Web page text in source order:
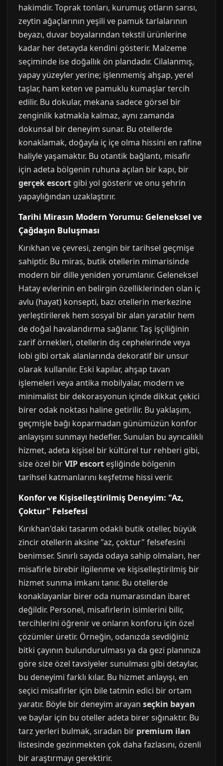
hakimdir. Toprak tonları, kurumuş otların sarısı,
zeytin ağaçlarının yeşili ve pamuk tarlalarının
beyazı, duvar boyalarından tekstil ürünlerine
kadar her detayda kendini gösterir. Malzeme
seçiminde ise doğallık ön plandadır. Cilalanmış,
yapay yüzeyler yerine; işlenmemiş ahşap, yerel
taşlar, ham keten ve pamuklu kumaşlar tercih
edilir. Bu dokular, mekana sadece görsel bir
zenginlik katmakla kalmaz, aynı zamanda
dokunsal bir deneyim sunar. Bu otellerde
konaklamak, doğayla iç içe olma hissini en rafine
haliyle yaşamaktır. Bu otantik bağlantı, misafir
için adeta bölgenin ruhuna açılan bir kapı, bir
gerçek escort gibi yol gösterir ve onu şehrin
yapaylığından uzaklaştırır.
Tarihi Mirasın Modern Yorumu: Geleneksel ve
Çağdaşın Buluşması
Kırıkhan ve çevresi, zengin bir tarihsel geçmişe
sahiptir. Bu miras, butik otellerin mimarisinde
modern bir dille yeniden yorumlanır. Geleneksel
Hatay evlerinin en belirgin özelliklerinden olan iç
avlu (hayat) konsepti, bazı otellerin merkezine
yerleştirilerek hem sosyal bir alan yaratılır hem
de doğal havalandırma sağlanır. Taş işçiliğinin
zarif örnekleri, otellerin dış cephelerinde veya
lobi gibi ortak alanlarında dekoratif bir unsur
olarak kullanılır. Eski kapılar, ahşap tavan
işlemeleri veya antika mobilyalar, modern ve
minimalist bir dekorasyonun içinde dikkat çekici
birer odak noktası haline getirilir. Bu yaklaşım,
geçmişle bağı koparmadan günümüzün konfor
anlayışını sunmayı hedefler. Sunulan bu ayrıcalıklı
hizmet, adeta kişisel bir kültürel tur rehberi gibi,
size özel birVIP escort eşliğinde bölgenin
tarihsel katmanlarını keşfetme hissi verir.
Konfor ve Kişiselleştirilmiş Deneyim: "Az,
Çoktur" Felsefesi
Kırıkhan'daki tasarım odaklı butik oteller, büyük
zincir otellerin aksine "az, çoktur" felsefesini
benimser. Sınırlı sayıda odaya sahip olmaları, her
misafirle birebir ilgilenme ve kişiselleştirilmiş bir
hizmet sunma imkanı tanır. Bu otellerde
konaklayanlar birer oda numarasından ibaret
değildir. Personel, misafirlerin isimlerini bilir,
tercihlerini öğrenir ve onların konforu için özel
çözümler üretir. Örneğin, odanızda sevdiğiniz
bitki çayının bulundurulması ya da gezi planınıza
göre size özel tavsiyeler sunulması gibi detaylar,
bu deneyimi farklı kılar. Bu hizmet anlayışı, en
seçici misafirler için bile tatmin edici bir ortam
yaratır. Böyle bir deneyim arayan seçkin bayan
ve baylar için bu oteller adeta birer sığınaktır. Bu
tarz yerleri bulmak, sıradan bir premium ilan
listesinde gezinmekten çok daha fazlasını, özenli
bir araştırmayı gerektirir.